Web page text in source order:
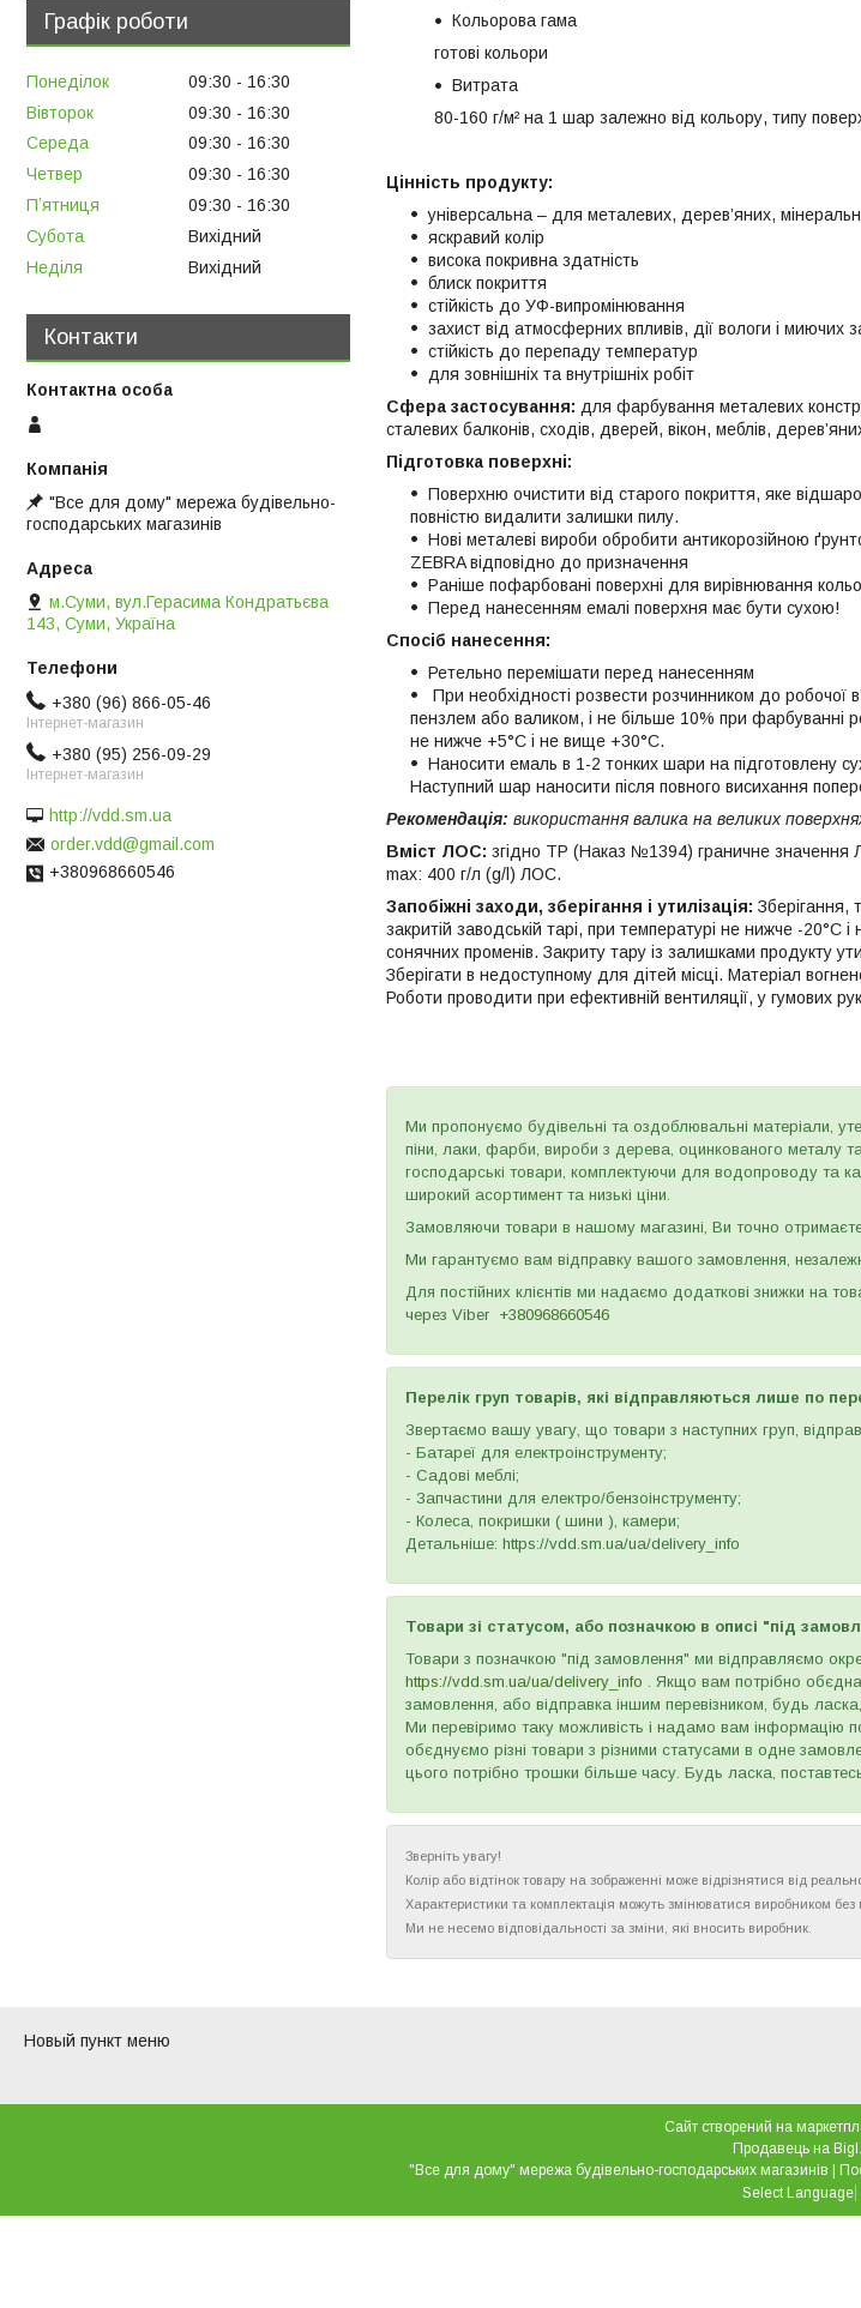
Кольорова гама
готові кольори
Витрата
80-160 г/м² на 1 шар залежно від кольору, типу
Цінність продукту:
універсальна – для металевих, дерев’яних,
яскравий колір
висока покривна здатність
блиск покриття
стійкість до УФ-випромінювання
захист від атмосферних впливів, дії вологи і миючих
стійкість до перепаду температур
для зовнішніх та внутрішніх робіт
Сфера застосування: для фарбування металевих
сталевих балконів, сходів, дверей, вікон, меблів,
Підготовка поверхні:
Поверхню очистити від старого покриття, яке
повністю видалити залишки пилу.
Нові металеві вироби обробити антикорозійною
ZEBRA відповідно до призначення
Раніше пофарбовані поверхні для вирівнювання
Перед нанесенням емалі поверхня має бути сухою!
Спосіб нанесення:
Ретельно перемішати перед нанесенням
При необхідності розвести розчинником до робочої
пензлем або валиком, і не більше 10% при фарбуванні
не нижче +5°С і не вище +30°С.
Наносити емаль в 1-2 тонких шари на підготовлену
Наступний шар наносити після повного висихання
Рекомендація: використання валика на великих
Вміст ЛОС: згідно ТР (Наказ №1394) граничне значення
max: 400 г/л (g/l) ЛОС.
Запобіжні заходи, зберігання і утилізація: Зберігання,
закритій заводській тарі, при температурі не нижче -
сонячних променів. Закриту тару із залишками продукту
Зберігати в недоступному для дітей місці. Матеріал
Роботи проводити при ефективній вентиляції, у гумових
Ми пропонуємо будівельні та оздоблювальні матеріали,
піни, лаки, фарби, вироби з дерева, оцинкованого металу
господарські товари, комплектуючи для водопроводу та
широкий асортимент та низькі ціни.
Замовляючи товари в нашому магазині, Ви точно
Ми гарантуємо вам відправку вашого замовлення,
Для постійних клієнтів ми надаємо додаткові знижки на
через Viber +380968660546
Перелік груп товарів, які відправляються лише по
Звертаємо вашу увагу, що товари з наступних груп,
- Батареї для електроінструменту;
- Садові меблі;
- Запчастини для електро/бензоінструменту;
- Колеса, покришки ( шини ), камери;
Детальніше: https://vdd.sm.ua/ua/delivery_info
Товари зі статусом, або позначкою в описі "під
Товари з позначкою "під замовлення" ми відправляємо
https://vdd.sm.ua/ua/delivery_info . Якщо вам потрібно
замовлення, або відправка іншим перевізником, будь
Ми перевіримо таку можливість і надамо вам інформацію
обєднуємо різні товари з різними статусами в одне
цього потрібно трошки більше часу. Будь ласка,
Зверніть увагу!
Колір або відтінок товару на зображенні може відрізнятися від
Характеристики та комплектація можуть змінюватися виробником без
Ми не несемо відповідальності за зміни, які вносить виробник.
Графік роботи
Понеділок 09:30
16:30
Вівторок
09:30
16:30
Середа
09:30
16:30
Четвер
09:30
16:30
Пʼятниця
09:30
16:30
Субота
Вихідний
Неділя
Вихідний
Контакти
"Все для дому" мережа будівельно-
господарських магазинів
м.Суми, вул.Герасима Кондратьєва
143, Суми, Україна
+380 (96) 866-05-46
Інтернет-магазин
+380 (95) 256-09-29
Інтернет-магазин
http://vdd.sm.ua
order.vdd@gmail.com
+380968660546
Новый пункт меню
Сайт створений на
Продавець на
"Все для дому" мережа будівельно-господарських магазинів |
Select Language